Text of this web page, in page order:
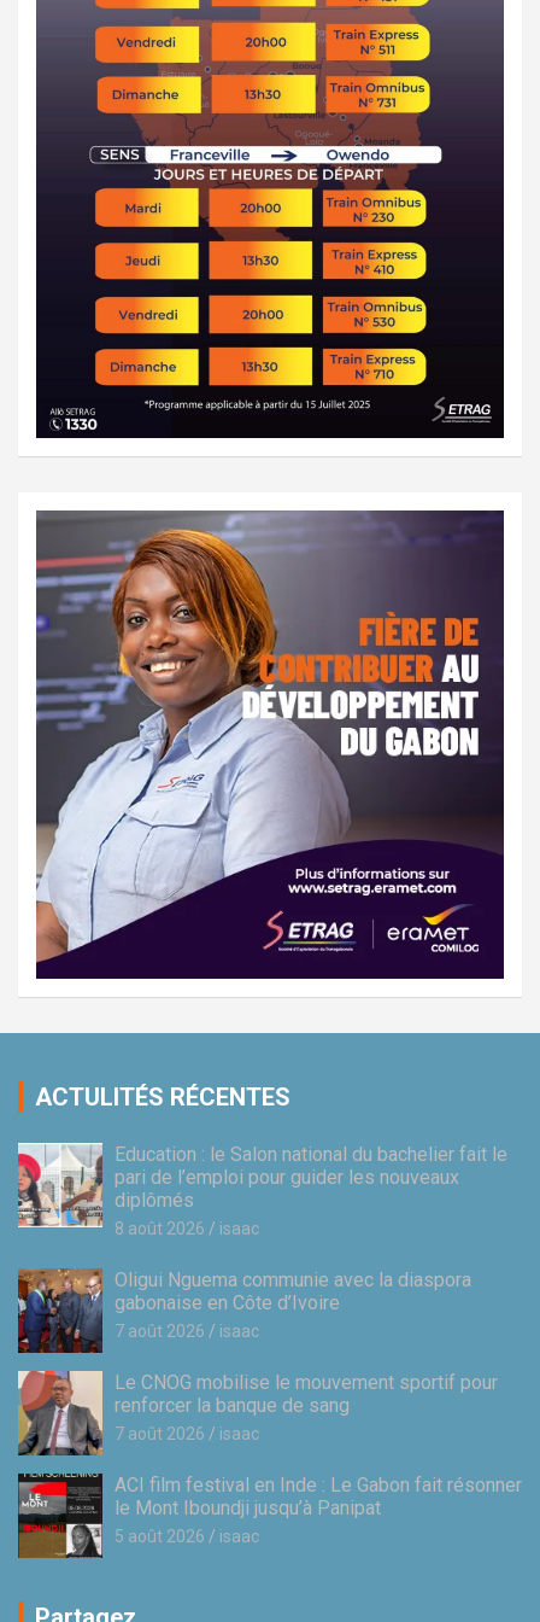
ACTULITÉS RÉCENTES
Education : le Salon national du bachelier fait le
pari de l’emploi pour guider les nouveaux
diplômés
8 août 2026 isaac
Oligui Nguema communie avec la diaspora
gabonaise en Côte d’Ivoire
7 août 2026 isaac
Le CNOG mobilise le mouvement sportif pour
renforcer la banque de sang
7 août 2026 isaac
ACI film festival en Inde : Le Gabon fait résonner
le Mont Iboundji jusqu’à Panipat
5 août 2026 isaac